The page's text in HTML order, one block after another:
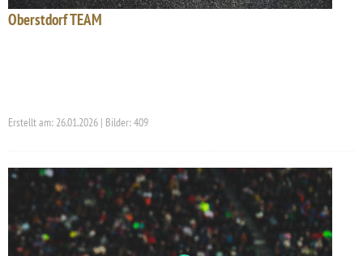
Oberstdorf TEAM
Erstellt am: 26.01.2026 | Bilder: 409